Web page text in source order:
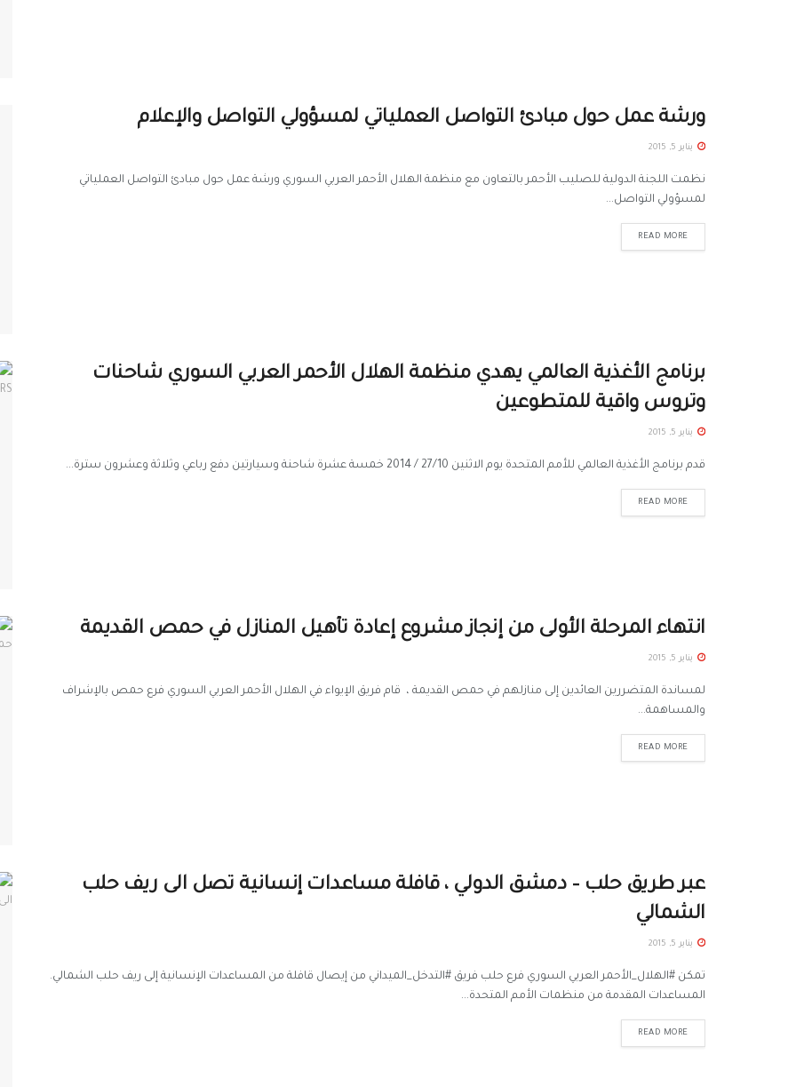
ورشة عمل حول مبادئ التواصل العملياتي لمسؤولي التواصل والإعلام
يناير 5, 2015
نظمت اللجنة الدولية للصليب الأحمر بالتعاون مع منظمة الهلال الأحمر العربي السوري ورشة عمل حول مبادئ التواصل العملياتي
لمسؤولي التواصل...
READ MORE
برنامج الأغذية العالمي يهدي منظمة الهلال الأحمر العربي السوري شاحنات
وتروس واقية للمتطوعين
يناير 5, 2015
قدم برنامج الأغذية العالمي للأمم المتحدة يوم الاثنين 27/10 / 2014 خمسة عشرة شاحنة وسيارتين دفع رباعي وثلاثة وعشرون سترة...
READ MORE
انتهاء المرحلة الأولى من إنجاز مشروع إعادة تأهيل المنازل في حمص القديمة
يناير 5, 2015
لمساندة المتضررين العائدين إلى منازلهم في حمص القديمة ، قام فريق الإيواء في الهلال الأحمر العربي السوري فرع حمص بالإشراف
والمساهمة...
READ MORE
عبر طريق حلب – دمشق الدولي ، قافلة مساعدات إنسانية تصل الى ريف حلب
الشمالي
يناير 5, 2015
تمكن #الهلال_الأحمر العربي السوري فرع حلب فريق #التدخل_الميداني من إيصال قافلة من المساعدات الإنسانية إلى ريف حلب الشمالي.
المساعدات المقدمة من منظمات الأمم المتحدة...
READ MORE